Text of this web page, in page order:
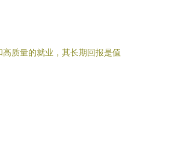
质量的就业，其长期回报是值